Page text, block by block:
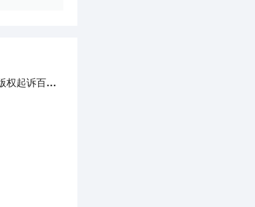
氪星晚报 | 腾讯跌出全球市值TOP 10科技公司；滴滴称从未有收购ofo意向；搜狐因网剧版权起诉百度、今日头条